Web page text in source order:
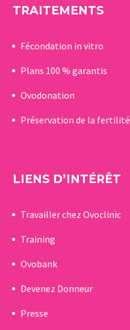
TRAITEMENTS
Fécondation in vitro
Plans 100 % garantis
Ovodonation
Préservation de la fertilité
LIENS D’INTÉRÊT
Travailler chez Ovoclinic
Training
Ovobank
Devenez Donneur
Presse